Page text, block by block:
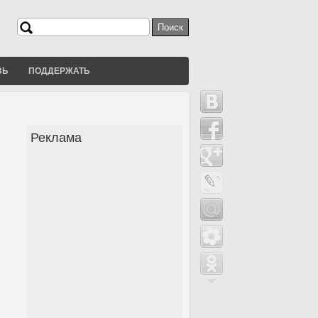
Форма поиска
Поиск
ПОДДЕРЖАТЬ
Реклама